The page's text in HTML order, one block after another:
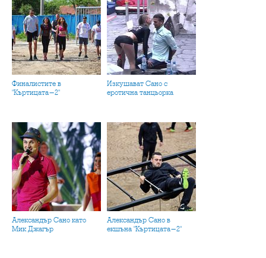
Финалистите в
"Къртицата-2"
Изкушават Сано с
еротична танцьорка
Александър Сано като
Мик Джагър
Александър Сано в
екшъна "Къртицата-2"